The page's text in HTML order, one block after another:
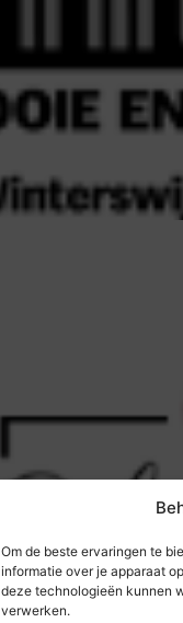
Om de beste ervaringen te
informatie over je apparaat
deze technologieën kunnen
verwerken.